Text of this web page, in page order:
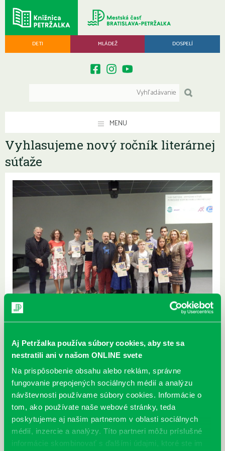
Aj Petržalka používa súbory cookies, aby ste sa
nestratili ani v našom ONLINE svete
Na prispôsobenie obsahu alebo reklám, správne
fungovanie prepojených sociálnych médií a analýzu
návštevnosti používame súbory cookies. Informácie o
tom, ako používate naše webové stránky, teda
poskytujeme aj našim partnerom v oblasti sociálnych
médií, inzercie a analýzy. Títo partneri môžu príslušné
informácie skombinovať s ďalšími údajmi, ktoré ste im
DETI MLÁDEŽ DOSPELÍ
MENU
Vyhlasujeme nový ročník literárnej
súťaže
Zverejnené 01.02.2018,
Miestna knižnica Petržalka vyhlasuje 29. ročník súťaže Petržalské
Doteraz nepublikované práce v žánri poézia a próza môžu autori
posielať na adresu knižnice do 8. júna 2018. Vyhodnotenie víťazov
bude v októbri 2018.
Štatút súťaže spolu s prihláškou nájdete tu
Súťaž z verejných zdrojov podporilFond na podporu umenia.